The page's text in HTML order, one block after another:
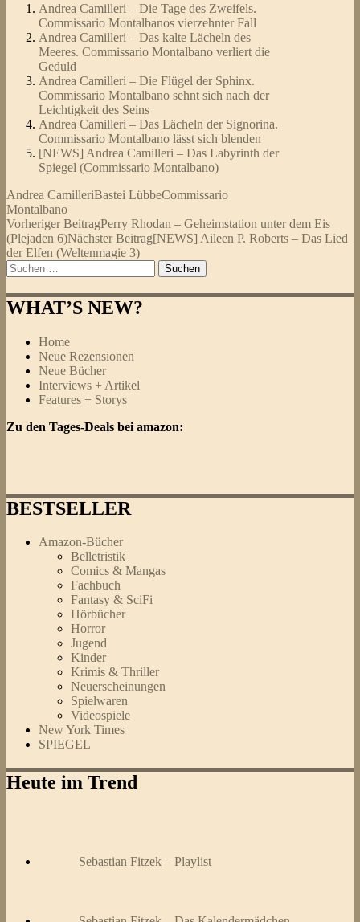
Andrea Camilleri – Die Tage des Zweifels.
Commissario Montalbanos vierzehnter Fall
Andrea Camilleri – Das kalte Lächeln des
Meeres. Commissario Montalbano verliert die
Geduld
Andrea Camilleri – Die Flügel der Sphinx.
Commissario Montalbano sehnt sich nach der
Leichtigkeit des Seins
Andrea Camilleri – Das Lächeln der Signorina.
Commissario Montalbano lässt sich blenden
[NEWS] Andrea Camilleri – Das Labyrinth der
Spiegel (Commissario Montalbano)
Andrea CamilleriBastei LübbeCommissario
Montalbano
Beitragsnavigation
Vorheriger BeitragPerry Rhodan – Geheimstation unter dem Eis
(Plejaden 6)Nächster Beitrag[NEWS] Aileen P. Roberts – Das Lied
der Elfen (Weltenmagie 3)
Suchen
nach:
WHAT’S NEW?
Home
Neue Rezensionen
Neue Bücher
Interviews + Artikel
Features + Storys
Zu den Tages-Deals bei amazon:
BESTSELLER
Amazon-Bücher
Belletristik
Comics & Mangas
Fachbuch
Fantasy & SciFi
Hörbücher
Horror
Jugend
Kinder
Krimis & Thriller
Neuerscheinungen
Spielwaren
Videospiele
New York Times
SPIEGEL
Heute im Trend
Sebastian Fitzek – Playlist